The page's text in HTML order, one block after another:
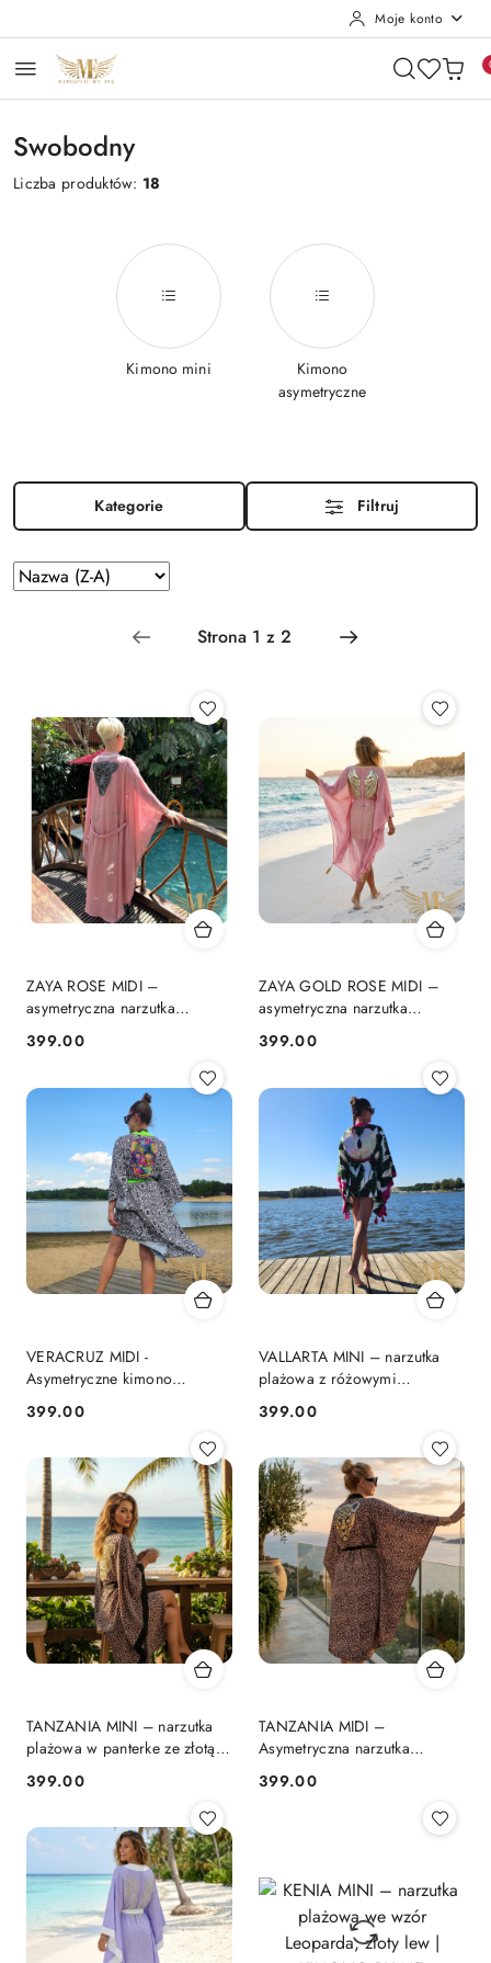
Moje konto
Swobodny
Liczba produktów: 18
Kimono mini
Kimono
asymetryczne
Kategorie Filtruj
Zastosowano
sortowanie:
Sortuj
według
ZAYA ROSE MIDI –
asymetryczna narzutka
plażowa | KIMONO BY ME
Cena:
399.00
ZAYA GOLD ROSE MIDI –
asymetryczna narzutka
plażowa | KIMONO BY ME
Cena:
399.00
VERACRUZ MIDI -
Asymetryczne kimono
Cena:
399.00
VALLARTA MINI – narzutka
plażowa z różowymi
Cena:
399.00
TANZANIA MINI – narzutka
plażowa w panterke ze złotą
głową kota | KIMONO BY ME
Cena:
399.00
TANZANIA MIDI –
Asymetryczna narzutka
plażowa w panterkę lew |
KIMONO BY ME
Cena:
399.00